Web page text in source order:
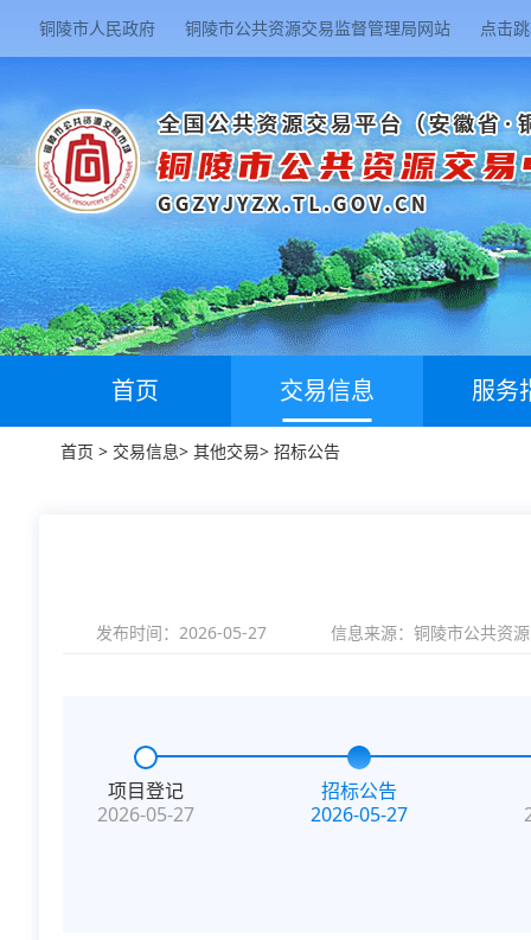
铜陵市人民政府 铜陵市公共资源交易监督管理局网站 点击
首页 交易信息 服务
首页 > 交易信息> 其他交易> 招标公告
发布时间：2026-05-27 信息来源： 铜陵市公共资
项目登记
2026-05-27
招标公告
2026-05-27